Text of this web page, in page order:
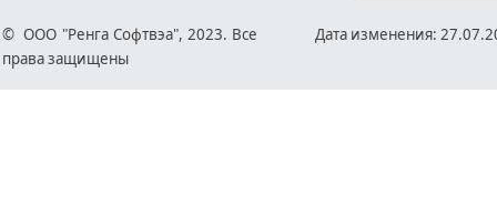
© ООО "Ренга Софтвэа", 2023. Все
права защищены
Дата изменения: